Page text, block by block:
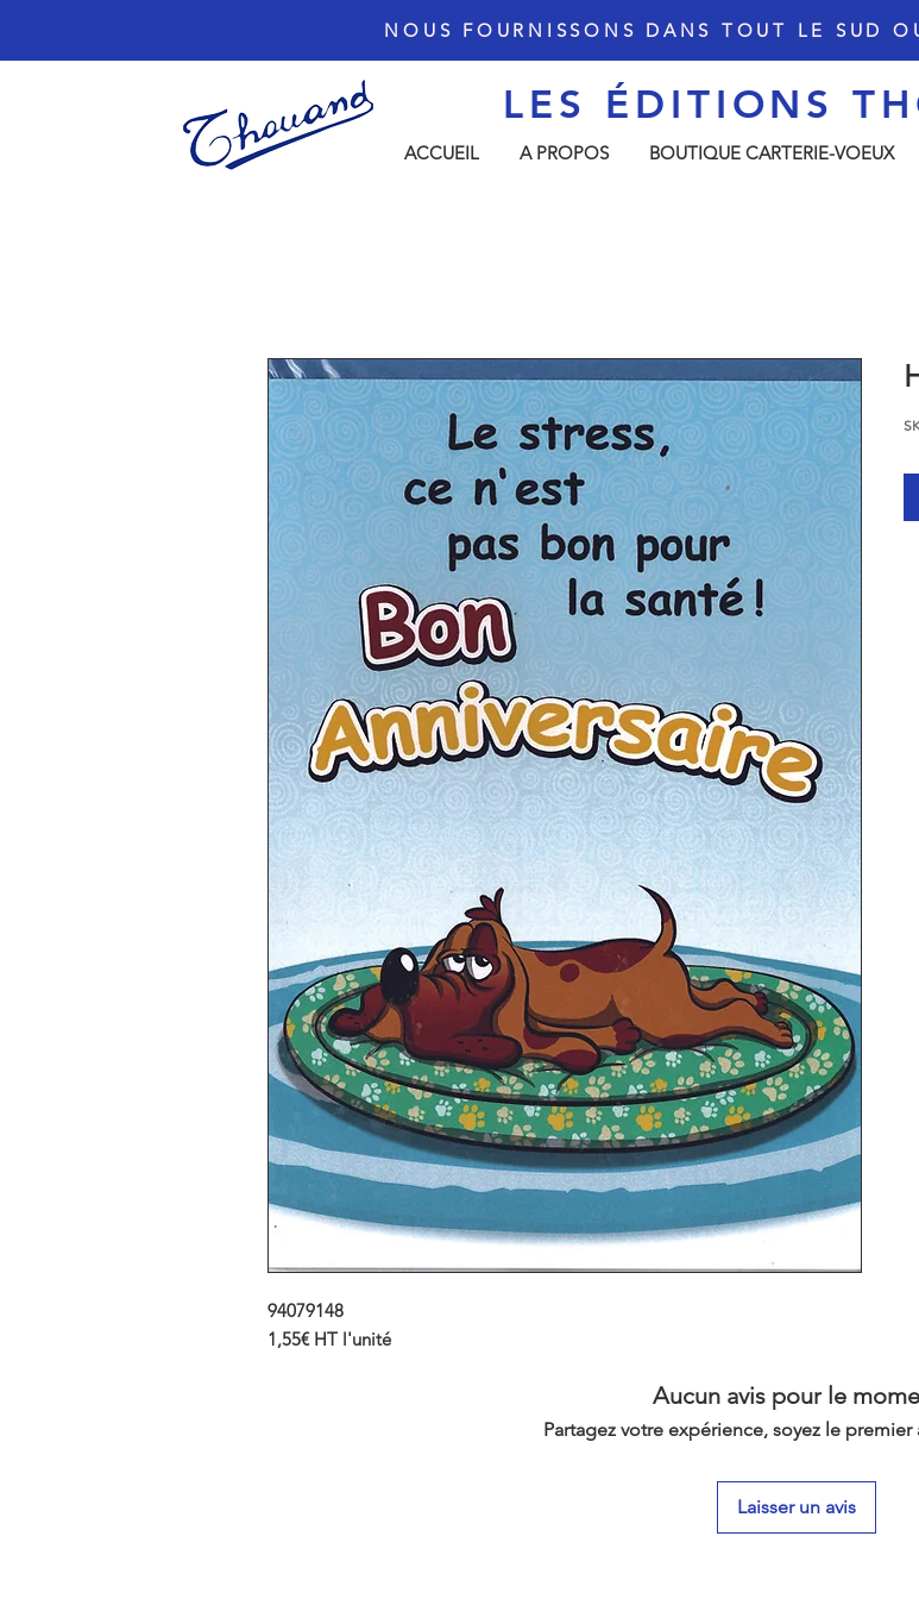
NOUS FOURNISSONS DANS TOUT LE SUD
LES ÉDITIONS
ACCUEIL A PROPOS BOUTIQUE CARTERIE-VOEUX
94079148
1,55€ HT l'unité
Aucun avis pour le
Partagez votre expérience, soyez le premier
Laisser un avis